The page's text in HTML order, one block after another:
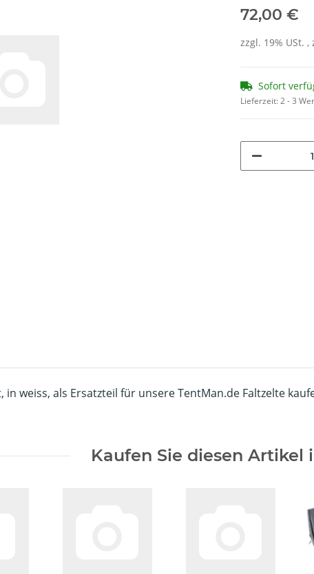
72,00 €
zzgl. 19% USt. ,
Sofort
Lieferzeit:2 - 3
weiss, als Ersatzteil für unsere TentMan.de Faltzelte
Kaufen Sie diesen Artikel